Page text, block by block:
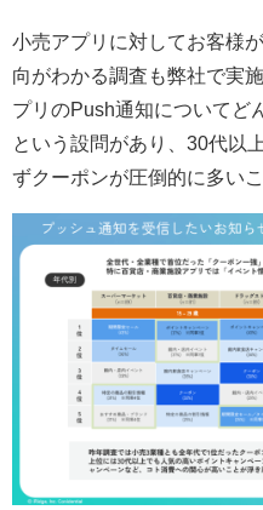
小売アプリに対してお客様
向がわかる調査も弊社で実
プリのPush通知についてど
という設問があり、30代以
ずクーポンが圧倒的に多い